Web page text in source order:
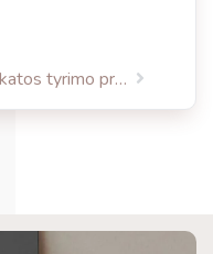
Sveikatos tyrimo programa – vyrams ir moterims